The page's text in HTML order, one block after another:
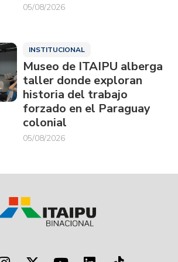
05/08/2026
INSTITUCIONAL
Museo de ITAIPU alberga
taller donde exploran
historia del trabajo
forzado en el Paraguay
colonial
05/08/2026